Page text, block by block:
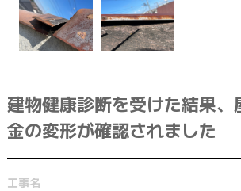
CLOSED : 年末年始
建物健康診断を受けた結果、
金の変形が確認されました
工事名